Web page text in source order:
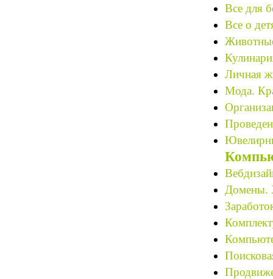
Все для
Все о
Личная
Мода.
Домены.